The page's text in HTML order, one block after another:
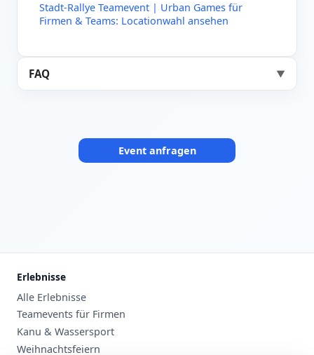
Stadt-Rallye Teamevent | Urban Games für
Firmen & Teams: Locationwahl ansehen
FAQ ▼
Event anfragen
Erlebnisse
Alle Erlebnisse
Teamevents für Firmen
Kanu & Wassersport
Weihnachtsfeiern